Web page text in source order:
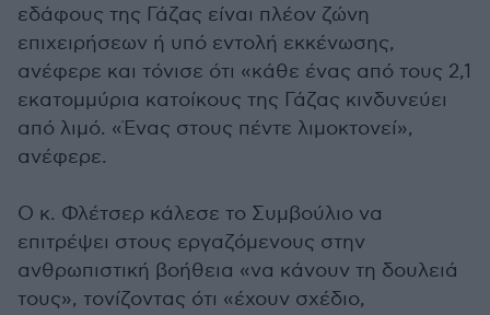
εδάφους της Γάζας είναι πλέον ζώνη
επιχειρήσεων ή υπό εντολή εκκένωσης,
ανέφερε και τόνισε ότι «κάθε ένας από τους 2,1
εκατομμύρια κατοίκους της Γάζας κινδυνεύει
από λιμό. «Ένας στους πέντε λιμοκτονεί»,
ανέφερε.
Ο κ. Φλέτσερ κάλεσε το Συμβούλιο να
επιτρέψει στους εργαζόμενους στην
ανθρωπιστική βοήθεια «να κάνουν τη δουλειά
τους», τονίζοντας ότι «έχουν σχέδιο,